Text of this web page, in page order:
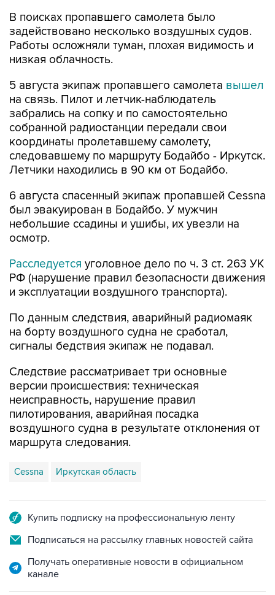
В поисках пропавшего самолета было
задействовано несколько воздушных судов.
Работы осложняли туман, плохая видимость и
низкая облачность.
5 августа экипаж пропавшего самолета вышел
на связь. Пилот и летчик-наблюдатель
забрались на сопку и по самостоятельно
собранной радиостанции передали свои
координаты пролетавшему самолету,
следовавшему по маршруту Бодайбо - Иркутск.
Летчики находились в 90 км от Бодайбо.
6 августа спасенный экипаж пропавшей Cessna
был эвакуирован в Бодайбо. У мужчин
небольшие ссадины и ушибы, их увезли на
осмотр.
Расследуется уголовное дело по ч. 3 ст. 263 УК
РФ (нарушение правил безопасности движения
и эксплуатации воздушного транспорта).
По данным следствия, аварийный радиомаяк
на борту воздушного судна не сработал,
сигналы бедствия экипаж не подавал.
Следствие рассматривает три основные
версии происшествия: техническая
неисправность, нарушение правил
пилотирования, аварийная посадка
воздушного судна в результате отклонения от
маршрута следования.
Cessna Иркутская область
Купить подписку на профессиональную ленту
Подписаться на рассылку главных новостей сайта
Получать оперативные новости в официальном
канале